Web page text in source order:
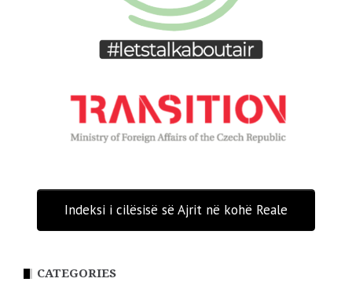
Indeksi i cilësisë së Ajrit në kohë Reale
CATEGORIES